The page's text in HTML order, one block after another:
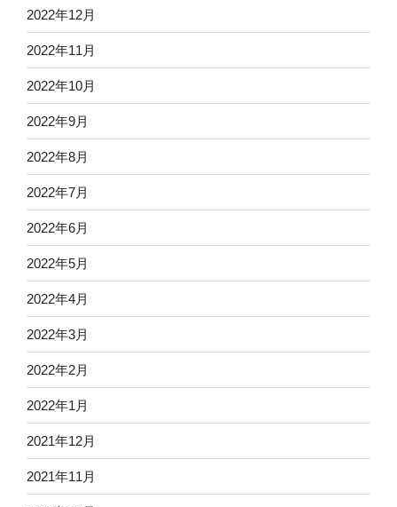
2022年12月
2022年11月
2022年10月
2022年9月
2022年8月
2022年7月
2022年6月
2022年5月
2022年4月
2022年3月
2022年2月
2022年1月
2021年12月
2021年11月